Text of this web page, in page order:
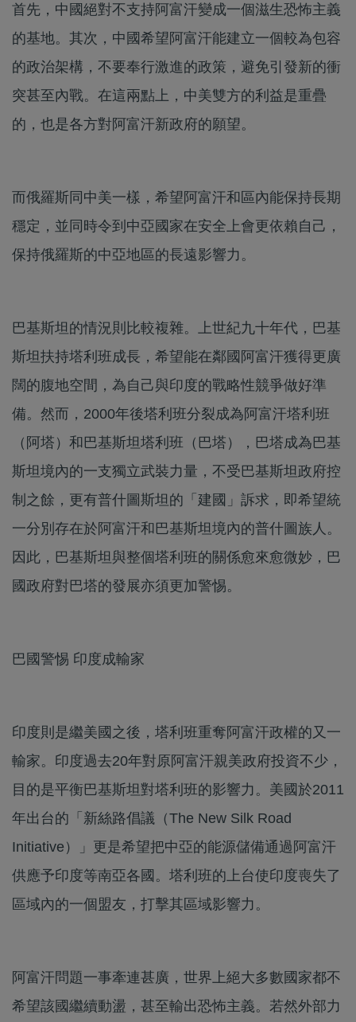
首先，中國絕對不支持阿富汗變成一個滋生恐怖主義
的基地。其次，中國希望阿富汗能建立一個較為包容
的政治架構，不要奉行激進的政策，避免引發新的衝
突甚至內戰。在這兩點上，中美雙方的利益是重疊
的，也是各方對阿富汗新政府的願望。
而俄羅斯同中美一樣，希望阿富汗和區內能保持長期
穩定，並同時令到中亞國家在安全上會更依賴自己，
保持俄羅斯的中亞地區的長遠影響力。
巴基斯坦的情況則比較複雜。上世紀九十年代，巴基
斯坦扶持塔利班成長，希望能在鄰國阿富汗獲得更廣
闊的腹地空間，為自己與印度的戰略性競爭做好準
備。然而，2000年後塔利班分裂成為阿富汗塔利班
（阿塔）和巴基斯坦塔利班（巴塔），巴塔成為巴基
斯坦境內的一支獨立武裝力量，不受巴基斯坦政府控
制之餘，更有普什圖斯坦的「建國」訴求，即希望統
一分別存在於阿富汗和巴基斯坦境內的普什圖族人。
因此，巴基斯坦與整個塔利班的關係愈來愈微妙，巴
國政府對巴塔的發展亦須更加警惕。
巴國警惕 印度成輸家
印度則是繼美國之後，塔利班重奪阿富汗政權的又一
輸家。印度過去20年對原阿富汗親美政府投資不少，
目的是平衡巴基斯坦對塔利班的影響力。美國於2011
年出台的「新絲路倡議（The New Silk Road
Initiative）」更是希望把中亞的能源儲備通過阿富汗
供應予印度等南亞各國。塔利班的上台使印度喪失了
區域內的一個盟友，打擊其區域影響力。
阿富汗問題一事牽連甚廣，世界上絕大多數國家都不
希望該國繼續動盪，甚至輸出恐怖主義。若然外部力